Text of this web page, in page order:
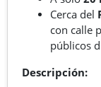
Cerca del
con calle
públicos
Descripción: